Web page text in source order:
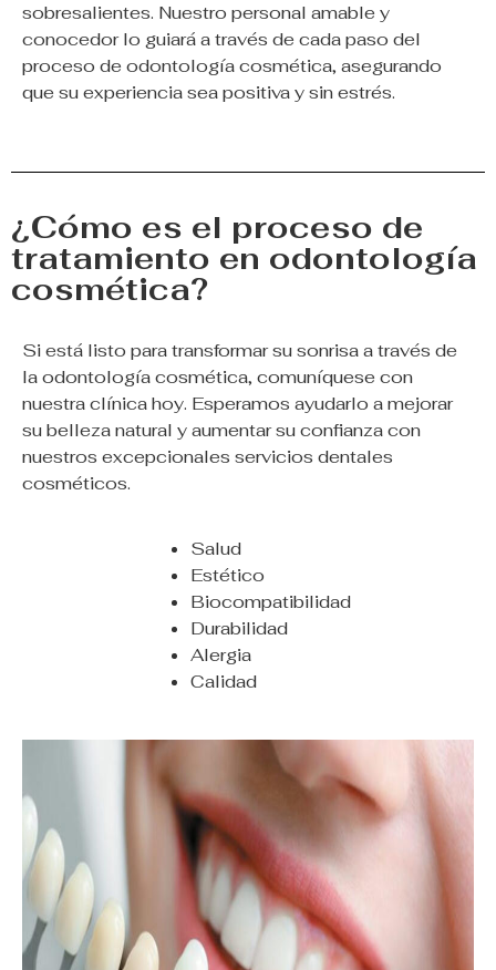
sobresalientes. Nuestro personal amable y
conocedor lo guiará a través de cada paso del
proceso de odontología cosmética, asegurando
que su experiencia sea positiva y sin estrés.
¿Cómo es el proceso de
tratamiento en odontología
cosmética?
Si está listo para transformar su sonrisa a través de
la odontología cosmética, comuníquese con
nuestra clínica hoy. Esperamos ayudarlo a mejorar
su belleza natural y aumentar su confianza con
nuestros excepcionales servicios dentales
cosméticos.
Salud
Estético
Biocompatibilidad
Durabilidad
Alergia
Calidad